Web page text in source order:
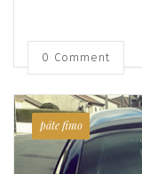
0 Comment
pâte fimo